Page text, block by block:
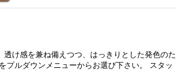
け感を兼ね備えつつ、はっきりとした発色のた
プルダウンメニューからお選び下さい。 スタッ